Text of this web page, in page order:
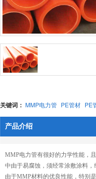
关键词： MMP电力管 PE管材 PE
产品介绍
MMP电力管有很好的力学性能，
中由于易腐蚀，须经常涂敷涂料
由于MMP材料的优良性能，特别